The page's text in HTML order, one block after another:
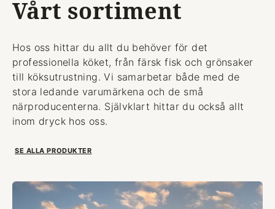
Vårt sortiment
Hos oss hittar du allt du behöver för det
professionella köket, från färsk fisk och grönsaker
till köksutrustning. Vi samarbetar både med de
stora ledande varumärkena och de små
närproducenterna. Självklart hittar du också allt
inom dryck hos oss.
SE ALLA PRODUKTER